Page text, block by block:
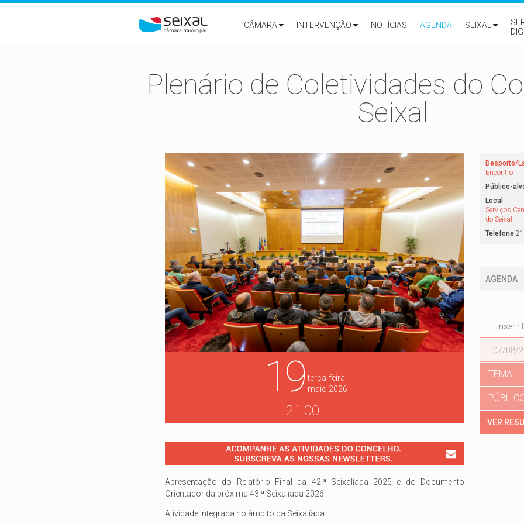
CÂMARA
INTERVENÇÃO NOTÍCIAS AGENDA SEIXAL
Plenário de Coletividades do
Seixal
19 terça-feira
maio 2026
21.00 h
Apresentação do Relatório Final da 42.ª Seixalíada 2025 e do Documento
Orientador da próxima 43.ª Seixalíada 2026.
Atividade integrada no âmbito da Seixalíada.
Desporto/
Encontro
Público-
Local
Serviços
do Seixal
Telefone
AGENDA
TEMA